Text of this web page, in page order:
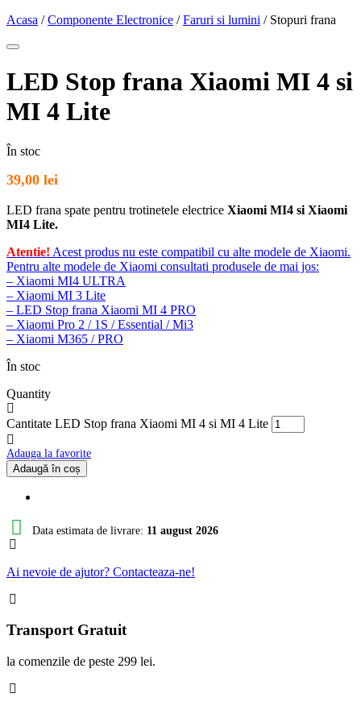
Acasa /Componente Electronice /Faruri si lumini / Stopuri frana
LED Stop frana Xiaomi MI 4 si
MI 4 Lite
În stoc
39,00 lei
LED frana spate pentru trotinetele electrice Xiaomi MI4 si Xiaomi
MI4 Lite.
Atentie! Acest produs nu este compatibil cu alte modele de Xiaomi.
Pentru alte modele de Xiaomi consultati produsele de mai jos:
– Xiaomi MI4 ULTRA
– Xiaomi MI 3 Lite
– LED Stop frana Xiaomi MI 4 PRO
– Xiaomi Pro 2 / 1S / Essential / Mi3
– Xiaomi M365 / PRO
În stoc
Quantity
Cantitate LED Stop frana Xiaomi MI 4 si MI 4 Lite
Adauga la favorite
Adaugă în coș
Data estimata de livrare: 11 august 2026
Ai nevoie de ajutor? Contacteaza-ne!
Transport Gratuit
la comenzile de peste 299 lei.